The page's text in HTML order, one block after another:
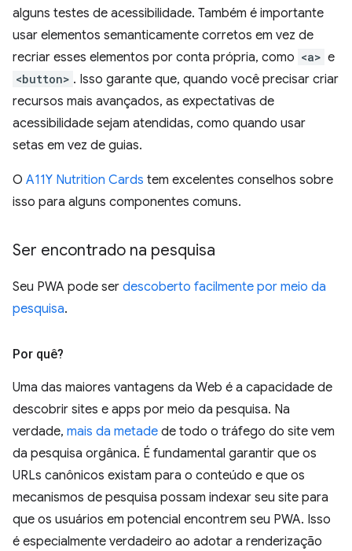
alguns testes de acessibilidade. Também é importante
usar elementos semanticamente corretos em vez de
recriar esses elementos por conta própria, como <a> e
<button> . Isso garante que, quando você precisar criar
recursos mais avançados, as expectativas de
acessibilidade sejam atendidas, como quando usar
setas em vez de guias.
O A11Y Nutrition Cards tem excelentes conselhos sobre
isso para alguns componentes comuns.
Ser encontrado na pesquisa
Seu PWA pode ser descoberto facilmente por meio da
pesquisa.
Por quê?
Uma das maiores vantagens da Web é a capacidade de
descobrir sites e apps por meio da pesquisa. Na
verdade, mais da metade de todo o tráfego do site vem
da pesquisa orgânica. É fundamental garantir que os
URLs canônicos existam para o conteúdo e que os
mecanismos de pesquisa possam indexar seu site para
que os usuários em potencial encontrem seu PWA. Isso
é especialmente verdadeiro ao adotar a renderização